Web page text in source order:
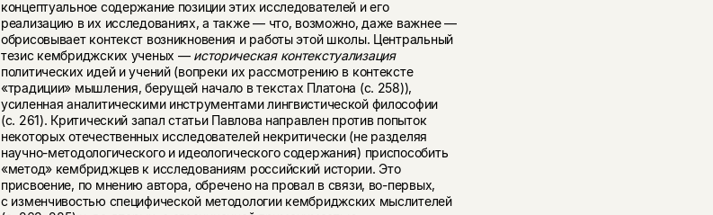
концептуальное содержание позиции этих исследователей и его
реализацию в их исследованиях, а также — что, возможно, даже важнее —
обрисовывает контекст возникновения и работы этой школы. Центральный
тезис кембриджских ученых — историческая контекстуализация
политических идей и учений (вопреки их рассмотрению в контексте
«традиции» мышления, берущей начало в текстах Платона (с. 258)),
усиленная аналитическими инструментами лингвистической философии
(с. 261). Критический запал статьи Павлова направлен против попыток
некоторых отечественных исследователей некритически (не разделяя
научно-методологического и идеологического содержания) приспособить
«метод» кембриджцев к исследованиям российский истории. Это
присвоение, по мнению автора, обречено на провал в связи, во-первых,
с изменчивостью специфической методологии кембриджских мыслителей